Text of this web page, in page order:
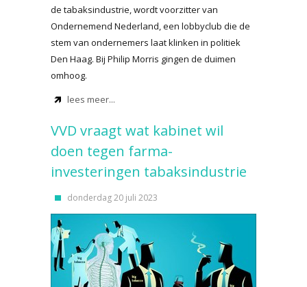
de tabaksindustrie, wordt voorzitter van
Ondernemend Nederland, een lobbyclub die de
stem van ondernemers laat klinken in politiek
Den Haag. Bij Philip Morris gingen de duimen
omhoog.
lees meer...
VVD vraagt wat kabinet wil
doen tegen farma-
investeringen tabaksindustrie
donderdag 20 juli 2023